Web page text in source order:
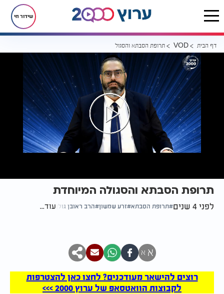
שידור חי
דף הבית VOD תרופת הסבתא והסגולה המיוחדת
תרופת הסבתא והסגולה המיוחדת
לפני 4 שנים תרופת הסבתא זרע שמשון הרב ראובן גולן עוד...
א א
רוצים להישאר מעודכנים? לחצו כאן להצטרפות
לקבוצות הוואטסאפ של ערוץ 2000 >>>